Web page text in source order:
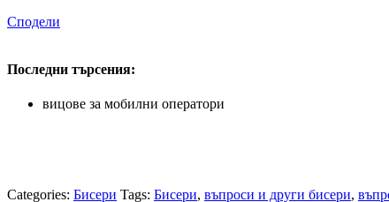
Сподели
Последни търсения:
вицове за мобилни оператори
Categories: Бисери Tags: Бисери, въпроси и други бисери,